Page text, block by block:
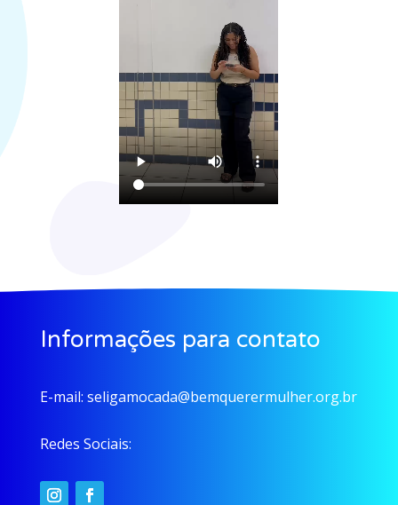
Informações para contato
E-mail: seligamocada@bemquerermulher.org.br
Redes Sociais: